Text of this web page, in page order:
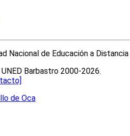
Barbastro 2000-2026.